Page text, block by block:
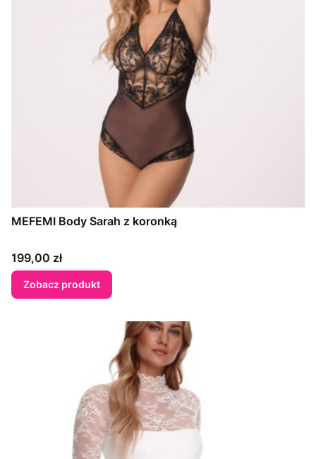
MEFEMI Body Sarah z koronką
Cena
199,00 zł
Zobacz produkt